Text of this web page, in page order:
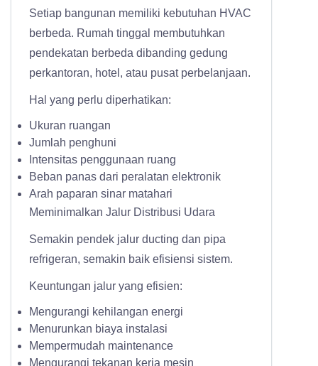
Setiap bangunan memiliki kebutuhan HVAC
berbeda. Rumah tinggal membutuhkan
pendekatan berbeda dibanding gedung
perkantoran, hotel, atau pusat perbelanjaan.
Hal yang perlu diperhatikan:
Ukuran ruangan
Jumlah penghuni
Intensitas penggunaan ruang
Beban panas dari peralatan elektronik
Arah paparan sinar matahari
Meminimalkan Jalur Distribusi Udara
Semakin pendek jalur ducting dan pipa
refrigeran, semakin baik efisiensi sistem.
Keuntungan jalur yang efisien:
Mengurangi kehilangan energi
Menurunkan biaya instalasi
Mempermudah maintenance
Mengurangi tekanan kerja mesin